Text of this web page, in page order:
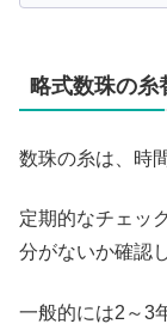
略式数珠の糸
数珠の糸は、時
定期的なチェッ
分がないか確認
一般的には2～3